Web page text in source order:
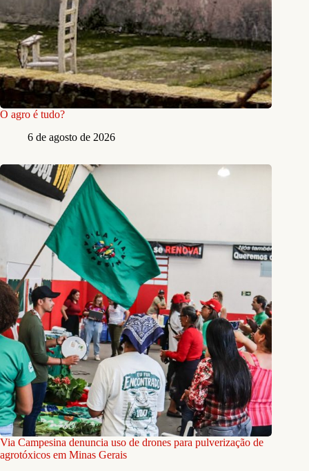
O agro é tudo?
6 de agosto de 2026
Via Campesina denuncia uso de drones para pulverização de
agrotóxicos em Minas Gerais